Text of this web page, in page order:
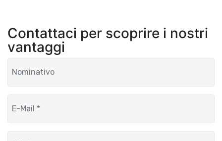
Contattaci per scoprire i nostri
vantaggi